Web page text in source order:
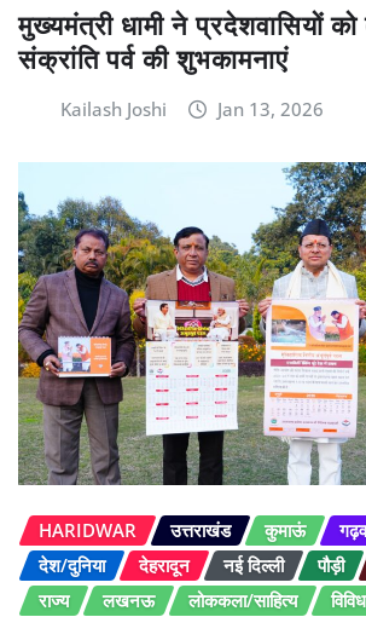
मुख्यमंत्री धामी ने प्रदेशवासियों
संक्रांति पर्व की शुभकामनाएं
Kailash Joshi Jan 13, 2026
HARIDWAR उत्तराखंड कुमाऊं
देश/दुनिया
देहरादून नई दिल्ली पौड़ी
राज्य
लखनऊ लोककला/साहित्य विविध